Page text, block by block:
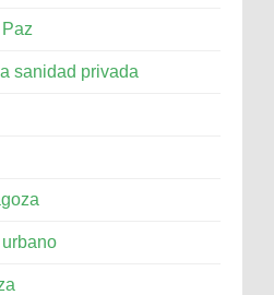
sanidad privada